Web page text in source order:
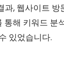
과, 웹사이트 방
통해 키워드 분
있었습니다.